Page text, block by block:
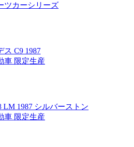
ツカーシリーズ
ス C9 1987
車 限定生産
LM 1987 シルバーストン
車 限定生産